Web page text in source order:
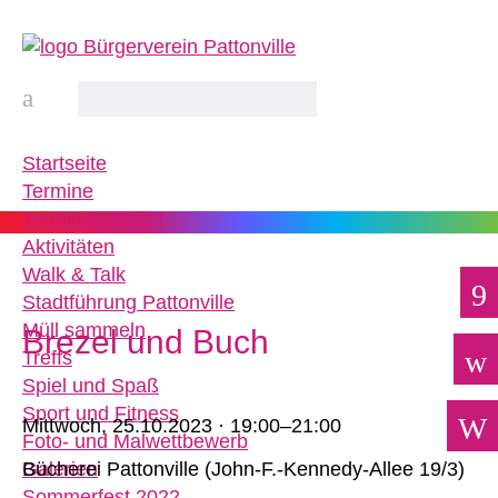
Startseite
Termine
Terminübersicht
Aktivitäten
Walk & Talk
Stadtführung Pattonville
Müll sammeln
Treffs
Spiel und Spaß
Sport und Fitness
Foto- und Malwettbewerb
Galerien
Brezel und Buch
Mittwoch,25.10.2023 · 19:00–21:00
Bücherei Pattonville (John-F.-Kennedy-Allee 19/3)